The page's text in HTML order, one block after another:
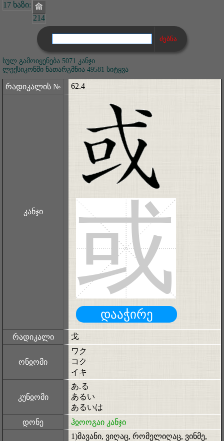
17 ხაზი: 龠
214
სულ გამოიყენება 5071 კანჯი
ლექსიკონში ნათარგმნია 49581 სიტყვა
რადიკალის № 62.4
კანჯი 或
დააჭირე
რადიკალი 戈
ონჲომი
ワク
コク
イキ
კუნჲომი
あ.る
あるい
あるいは
დონე
ჰჲოოგაი კანჯი
1)მავანი, ვიღაც, რომელიღაც, ვინმე,